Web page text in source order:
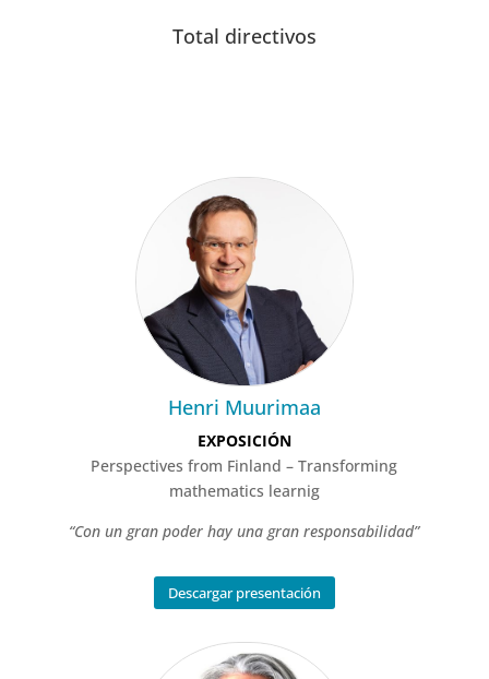
Total directivos
Henri Muurimaa
EXPOSICIÓN
Perspectives from Finland – Transforming
mathematics learnig
“Con un gran poder hay una gran responsabilidad”
Descargar presentación